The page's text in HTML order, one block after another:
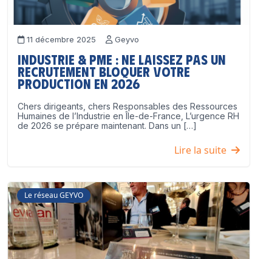
11 décembre 2025 Geyvo
Industrie & PME : ne laissez pas un
recrutement bloquer votre
production en 2026
Chers dirigeants, chers Responsables des Ressources
Humaines de l’Industrie en Île-de-France, L’urgence RH
de 2026 se prépare maintenant. Dans un […]
Lire la suite
Le réseau GEYVO